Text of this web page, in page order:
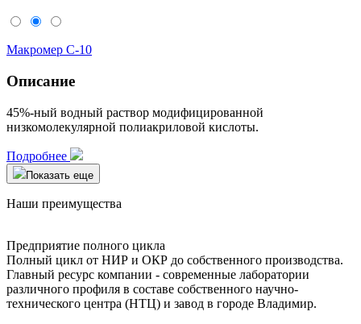
Макромер С-10
Описание
45%-ный водный раствор модифицированной
низкомолекулярной полиакриловой кислоты.
Подробнее
Показать еще
Наши преимущества
Предприятие полного цикла
Полный цикл от НИР и ОКР до собственного производства.
Главный ресурс компании - современные лаборатории
различного профиля в составе собственного научно-
технического центра (НТЦ) и завод в городе Владимир.